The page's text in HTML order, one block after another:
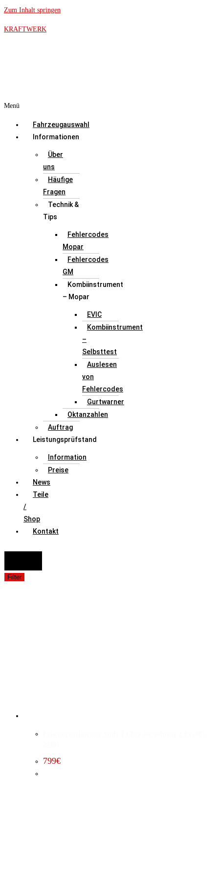
Zum Inhalt springen
KRAFTWERK
Menü
Fahrzeugauswahl
Informationen
Über
uns
Häufige
Fragen
Technik &
Tips
Fehlercodes
Mopar
Fehlercodes
GM
Kombiinstrument
– Mopar
EVIC
Kombiinstrument
–
Selbsttest
Auslesen
von
Fehlercodes
Gurtwarner
Oktanzahlen
Auftrag
Leistungsprüfstand
Information
Preise
News
Teile
/
Shop
Kontakt
Filter
799€